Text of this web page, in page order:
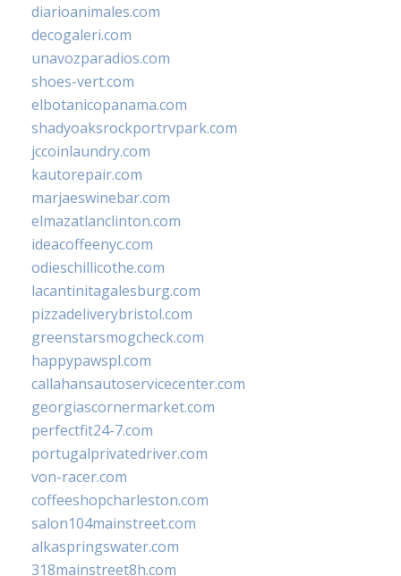
diarioanimales.com
decogaleri.com
unavozparadios.com
shoes-vert.com
elbotanicopanama.com
shadyoaksrockportrvpark.com
jccoinlaundry.com
kautorepair.com
marjaeswinebar.com
elmazatlanclinton.com
ideacoffeenyc.com
odieschillicothe.com
lacantinitagalesburg.com
pizzadeliverybristol.com
greenstarsmogcheck.com
happypawspl.com
callahansautoservicecenter.com
georgiascornermarket.com
perfectfit24-7.com
portugalprivatedriver.com
von-racer.com
coffeeshopcharleston.com
salon104mainstreet.com
alkaspringswater.com
318mainstreet8h.com